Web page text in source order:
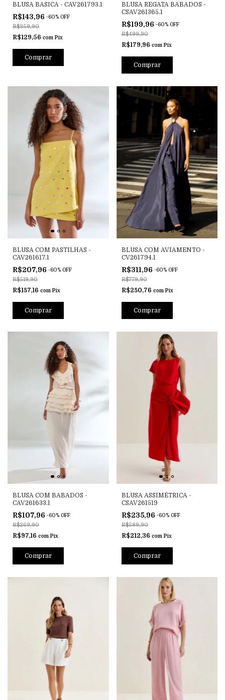
BLUSA BASICA - CAV261793.1
R$143,96 -60% OFF
R$359,90
R$129,56 com Pix
Comprar
BLUSA REGATA BABADOS -
CSAV261365.1
R$199,96 -60% OFF
R$499,90
R$179,96 com Pix
Comprar
BLUSA COM PASTILHAS -
CAV261617.1
R$207,96 -60% OFF
R$519,90
R$187,16 com Pix
Comprar
BLUSA COM AVIAMENTO -
CV261794.1
R$311,96 -60% OFF
R$779,90
R$280,76 com Pix
Comprar
BLUSA COM BABADOS -
CAV261633.1
R$107,96 -60% OFF
R$269,90
R$97,16 com Pix
Comprar
BLUSA ASSIMÉTRICA -
CSAV261519
R$235,96 -60% OFF
R$589,90
R$212,36 com Pix
Comprar